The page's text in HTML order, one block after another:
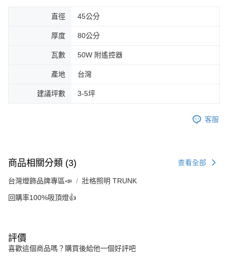
直徑 45公分
厚度 80公分
瓦數 50W 附遙控器
產地 台灣
建議坪數 3-5坪
客服
商品相關分類 (3) 查看全部
台灣燈飾品牌專區📣 壯格照明 TRUNK
回購率100%吸頂燈👍
評價
喜歡這個商品嗎？購買後給他一個好評吧